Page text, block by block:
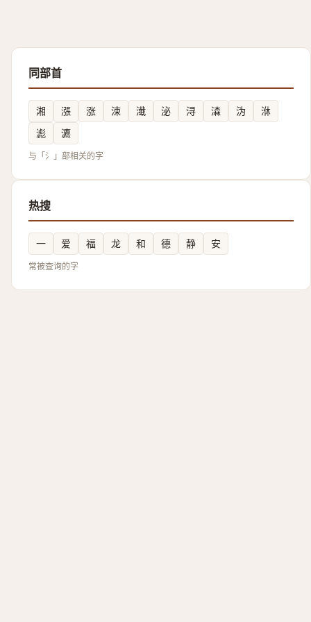
同部首
湘 漲 涨 涑 瀐 泌 浔 潹 沩
㳜
滮
瀌
与「氵」部相关的字
热搜
一 爱 福 龙 和 德 静 安
常被查询的字